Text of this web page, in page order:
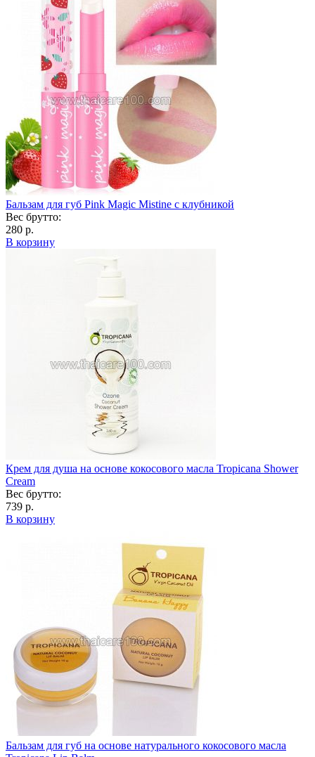
Бальзам для губ Pink Magic Mistine с клубникой
Вес брутто:
280 р.
В корзину
Крем для душа на основе кокосового масла Tropicana Shower
Cream
Вес брутто:
739 р.
В корзину
Бальзам для губ на основе натурального кокосового масла